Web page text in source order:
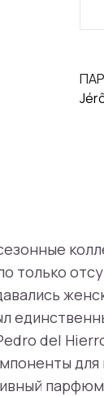
только
del
для